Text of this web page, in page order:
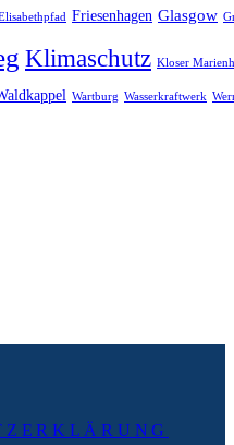
Friesenhagen Glasgow
Klimaschutz Kloser
Wartburg Wasserkraftwerk